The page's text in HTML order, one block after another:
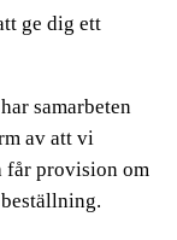
ge dig ett
samarbeten
av att vi
får provision om